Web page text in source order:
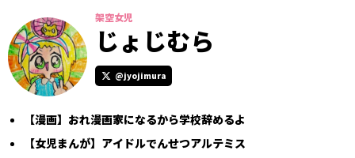
架空女児
じょじむら
@jyojimura
【漫画】おれ漫画家になるから学校辞めるよ
【女児まんが】アイドルでんせつアルテミス